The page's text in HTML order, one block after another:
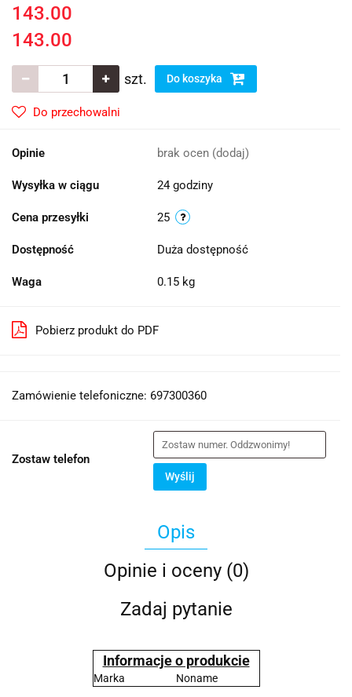
143.00
143.00
szt. Do koszyka
Do przechowalni
Opinie brak ocen (dodaj)
Wysyłka w ciągu 24 godziny
Cena przesyłki 25
Dostępność Duża dostępność
Waga 0.15 kg
Pobierz produkt do PDF
Zamówienie telefoniczne: 697300360
Zostaw telefon
Wyślij
Opis
Opinie i oceny (0)
Zadaj pytanie
Informacje o produkcie
Marka Noname